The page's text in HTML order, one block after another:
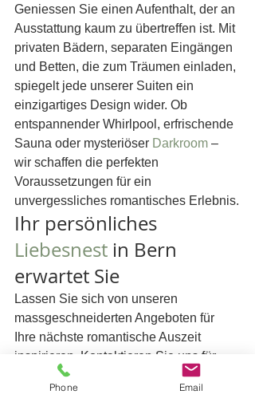
Geniessen Sie einen Aufenthalt, der an
Ausstattung kaum zu übertreffen ist. Mit
privaten Bädern, separaten Eingängen
und Betten, die zum Träumen einladen,
spiegelt jede unserer Suiten ein
einzigartiges Design wider. Ob
entspannender Whirlpool, erfrischende
Sauna oder mysteriöser Darkroom –
wir schaffen die perfekten
Voraussetzungen für ein
unvergessliches romantisches Erlebnis.
Ihr persönliches
Liebesnest in Bern
erwartet Sie
Lassen Sie sich von unseren
massgeschneiderten Angeboten für
Ihre nächste romantische Auszeit
inspirieren. Kontaktieren Sie uns für
detaillierte Informationen, visuelle
Eindrücke und aktuelle Konditionen.
Phone Email